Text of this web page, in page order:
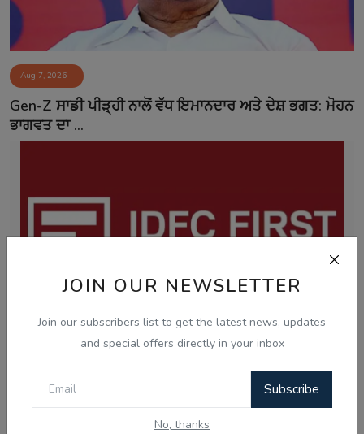
JOIN OUR NEWSLETTER
Join our subscribers list to get the latest news, updates
and special offers directly in your inbox
Subscribe
No, thanks
Aug 7, 2026
Gen-Z ਸਾਡੀ ਪੀੜ੍ਹੀ ਨਾਲੋਂ ਵੱਧ ਇਮਾਨਦਾਰ ਅਤੇ ਦੇਸ਼ ਭਗਤ: ਮੋਹਨ
ਭਾਗਵਤ ਦਾ ...
ਚੰਡੀਗੜ੍ਹ ਸਮਾਰਟ ਸਿਟੀ ਘੁਟਾਲਾ: ਦੋਸ਼ੀ ਨਲਿਨੀ ਮਲਿਕ ਨੇ
ਸੀਬੀਆਈ ਜਾਂਚ ਵਿੱਚ...